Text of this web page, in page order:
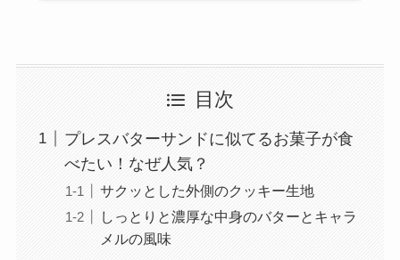
目次
プレスバターサンドに似てるお菓子が食
べたい！なぜ人気？
サクッとした外側のクッキー生地
しっとりと濃厚な中身のバターとキャラ
メルの風味